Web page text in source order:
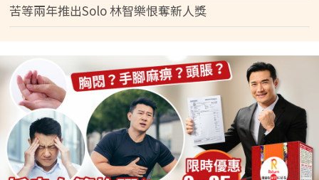
苦等兩年推出Solo 林智樂恨奪新人獎